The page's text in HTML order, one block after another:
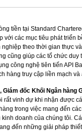
tiền tại Standard
với các mục tiêu phát triển
theo thời gian thực
cũng giúp các tổ chức
công nghệ tiên tiến API
hàng truy cập liền mạch
đốc Khối Ngân hàng
rất vinh dự khi nhận được
trong việc mang đến
kinh doanh của chúng tôi.
đến những giải pháp